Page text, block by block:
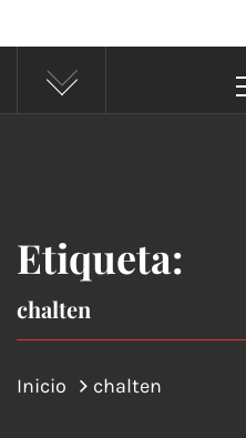
Etiqueta:
chalten
Inicio chalten